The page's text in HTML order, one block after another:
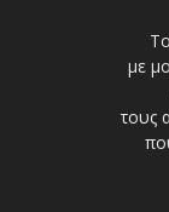
με
τους